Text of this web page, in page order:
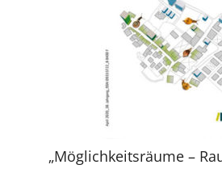
„Möglichkeitsräume –